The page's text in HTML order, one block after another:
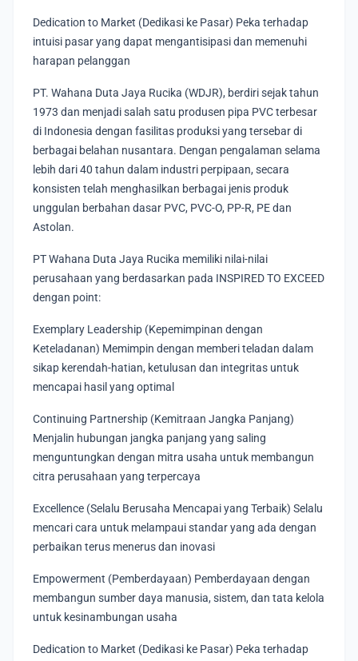
Dedication to Market (Dedikasi ke Pasar) Peka terhadap
intuisi pasar yang dapat mengantisipasi dan memenuhi
harapan pelanggan
PT. Wahana Duta Jaya Rucika (WDJR), berdiri sejak tahun
1973 dan menjadi salah satu produsen pipa PVC terbesar
di Indonesia dengan fasilitas produksi yang tersebar di
berbagai belahan nusantara. Dengan pengalaman selama
lebih dari 40 tahun dalam industri perpipaan, secara
konsisten telah menghasilkan berbagai jenis produk
unggulan berbahan dasar PVC, PVC-O, PP-R, PE dan
Astolan.
PT Wahana Duta Jaya Rucika memiliki nilai-nilai
perusahaan yang berdasarkan pada INSPIRED TO EXCEED
dengan point:
Exemplary Leadership (Kepemimpinan dengan
Keteladanan) Memimpin dengan memberi teladan dalam
sikap kerendah-hatian, ketulusan dan integritas untuk
mencapai hasil yang optimal
Continuing Partnership (Kemitraan Jangka Panjang)
Menjalin hubungan jangka panjang yang saling
menguntungkan dengan mitra usaha untuk membangun
citra perusahaan yang terpercaya
Excellence (Selalu Berusaha Mencapai yang Terbaik) Selalu
mencari cara untuk melampaui standar yang ada dengan
perbaikan terus menerus dan inovasi
Empowerment (Pemberdayaan) Pemberdayaan dengan
membangun sumber daya manusia, sistem, dan tata kelola
untuk kesinambungan usaha
Dedication to Market (Dedikasi ke Pasar) Peka terhadap